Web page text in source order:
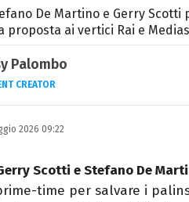
De Martino e Gerry
proposta ai vertici Rai e
Palombo
CREATOR
INSTAGRAM ALTRI SITI
e content creator.
2026 09:22
Scotti e Stefano De
time per salvare i